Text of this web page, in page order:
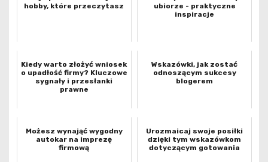
hobby, które przeczytasz
ubiorze - praktyczne
inspiracje
Kiedy warto złożyć wniosek
o upadłość firmy? Kluczowe
sygnały i przesłanki
prawne
Wskazówki, jak zostać
odnoszącym sukcesy
blogerem
Możesz wynająć wygodny
autokar na imprezę
firmową
Urozmaicaj swoje posiłki
dzięki tym wskazówkom
dotyczącym gotowania